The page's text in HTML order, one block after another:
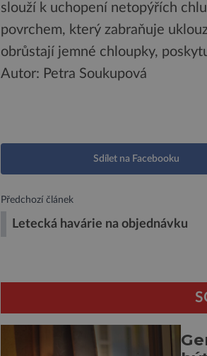
slouží k uchopení netopýřích
povrchem, který zabraňuje
obrůstají jemné chloupky,
Autor: Petra Soukupová
Sdílet na Facebooku
Předchozí článek
Letecká havárie na objednávku